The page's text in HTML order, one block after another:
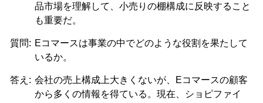
品市場を理解して、小売りの棚構成に反映すること
も重要だ。
質問: Eコマースは事業の中でどのような役割を果たして
いるか。
答え: 会社の売上構成上大きくないが、Eコマースの顧客
から多くの情報を得ている。現在、ショピファイ